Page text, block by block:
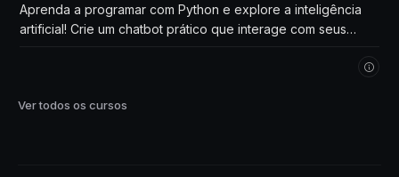
Aprenda a programar com Python e explore a inteligência
artificial! Crie um chatbot prático que interage com seus
Ver todos os cursos